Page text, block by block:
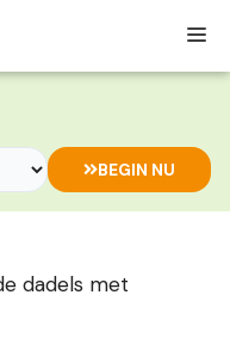
BEGIN NU
dadels met